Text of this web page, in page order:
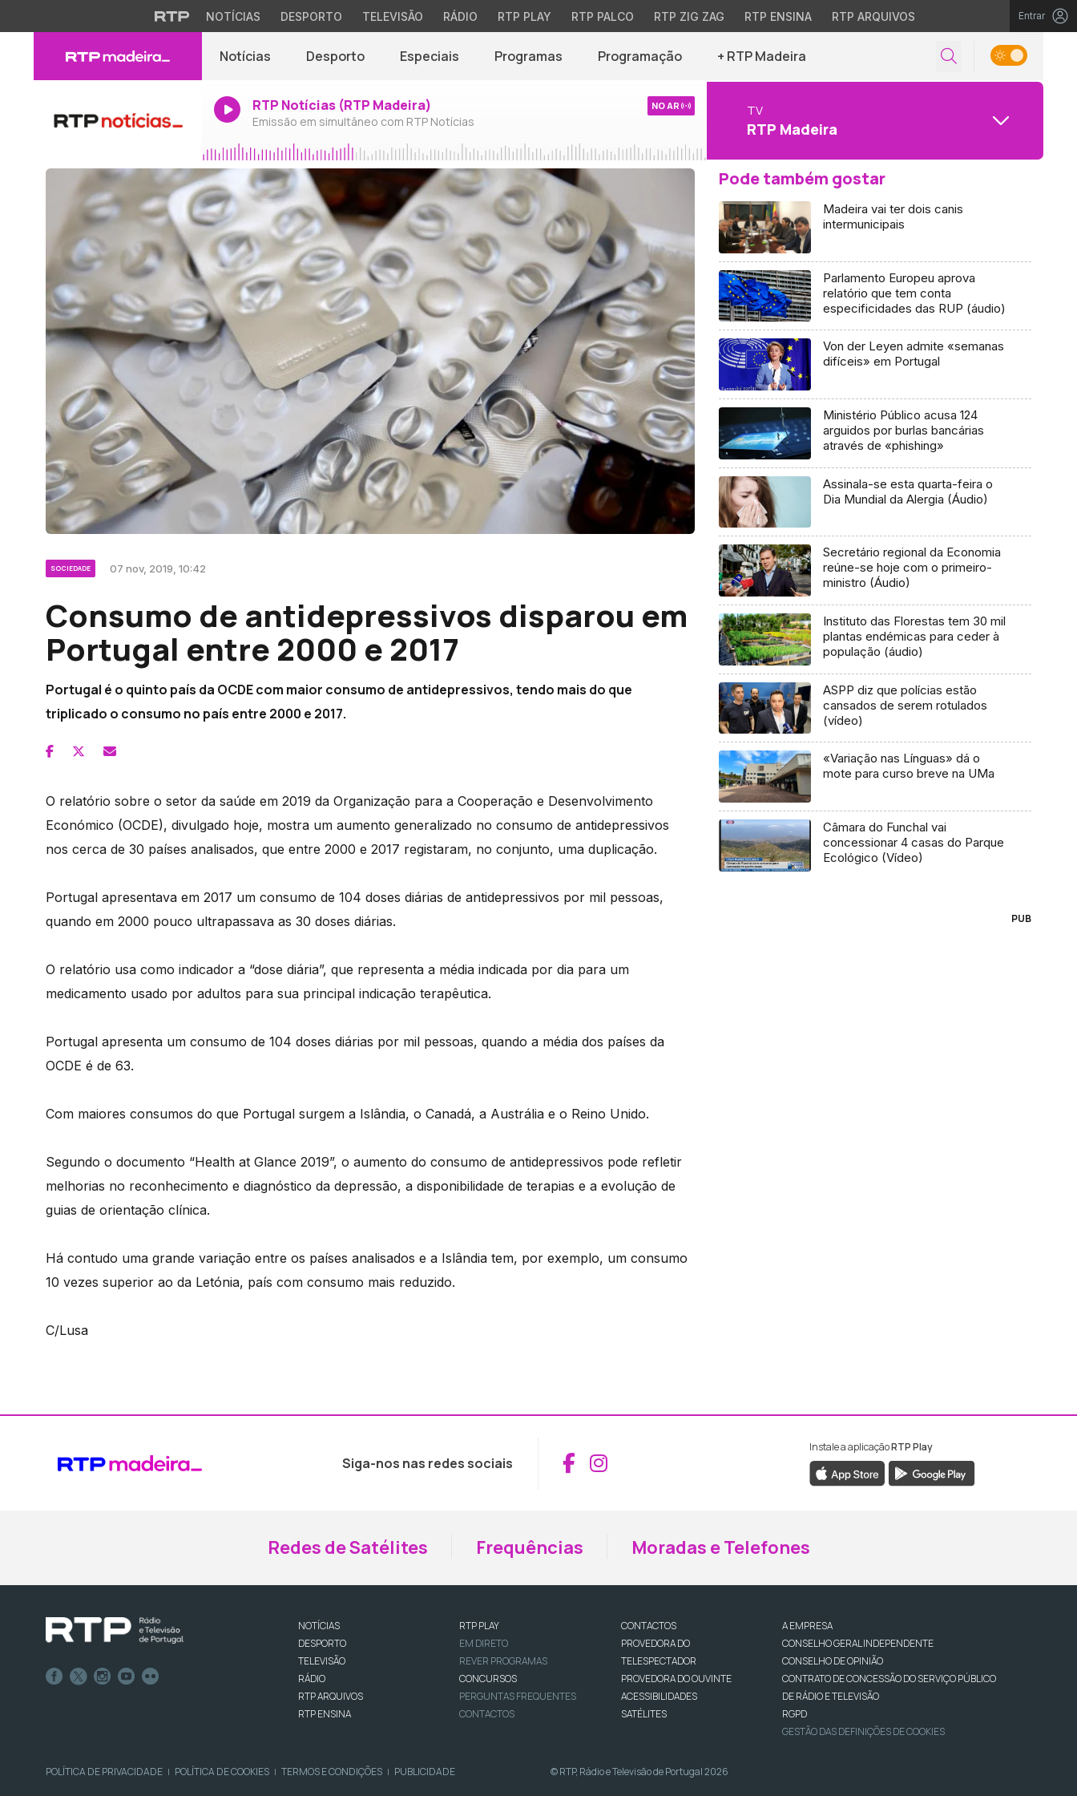
NOTÍCIAS DESPORTO TELEVISÃO RÁDIO RTP PLAY RTP PALCO RTP ZIG ZAG RTP ENSINA RTP ARQUIVOS Entrar
Notícias Desporto Especiais Programas Programação + RTP Madeira
RTP Notícias (RTP Madeira)
Emissão em simultâneo com RTP Notícias
NO AR TV
RTP Madeira
SOCIEDADE 07 nov, 2019, 10:42
Consumo de antidepressivos disparou em
Portugal entre 2000 e 2017
Portugal é o quinto país da OCDE com maior consumo de antidepressivos, tendo mais do que
triplicado o consumo no país entre 2000 e 2017.
O relatório sobre o setor da saúde em 2019 da Organização para a Cooperação e Desenvolvimento
Económico (OCDE), divulgado hoje, mostra um aumento generalizado no consumo de antidepressivos
nos cerca de 30 países analisados, que entre 2000 e 2017 registaram, no conjunto, uma duplicação.
Portugal apresentava em 2017 um consumo de 104 doses diárias de antidepressivos por mil pessoas,
quando em 2000 pouco ultrapassava as 30 doses diárias.
O relatório usa como indicador a “dose diária”, que representa a média indicada por dia para um
medicamento usado por adultos para sua principal indicação terapêutica.
Portugal apresenta um consumo de 104 doses diárias por mil pessoas, quando a média dos países da
OCDE é de 63.
Com maiores consumos do que Portugal surgem a Islândia, o Canadá, a Austrália e o Reino Unido.
Segundo o documento “Health at Glance 2019”, o aumento do consumo de antidepressivos pode refletir
melhorias no reconhecimento e diagnóstico da depressão, a disponibilidade de terapias e a evolução de
guias de orientação clínica.
Há contudo uma grande variação entre os países analisados e a Islândia tem, por exemplo, um consumo
10 vezes superior ao da Letónia, país com consumo mais reduzido.
C/Lusa
Pode também gostar
Madeira vai ter dois canis
intermunicipais
Parlamento Europeu aprova
relatório que tem conta
especificidades das RUP (áudio)
Von der Leyen admite «semanas
difíceis» em Portugal
Ministério Público acusa 124
arguidos por burlas bancárias
através de «phishing»
Assinala-se esta quarta-feira o
Dia Mundial da Alergia (Áudio)
Secretário regional da Economia
reúne-se hoje com o primeiro-
ministro (Áudio)
Instituto das Florestas tem 30 mil
plantas endémicas para ceder à
população (áudio)
ASPP diz que polícias estão
cansados de serem rotulados
(vídeo)
«Variação nas Línguas» dá o
mote para curso breve na UMa
Câmara do Funchal vai
concessionar 4 casas do Parque
Ecológico (Vídeo)
PUB
Siga-nos nas redes sociais Aceder ao Facebook da RTP Madeira
Aceder ao Instagram da RTP Madeira
Instale a aplicaçãoRTP Play
Redes de Satélites Frequências Moradas e Telefones
NOTÍCIAS
DESPORTO
TELEVISÃO
RÁDIO
RTP ARQUIVOS
RTP ENSINA
RTP PLAY
EM DIRETO
REVER PROGRAMAS
CONCURSOS
PERGUNTAS FREQUENTES
CONTACTOS
CONTACTOS
PROVEDORA DO
TELESPECTADOR
PROVEDORA DO OUVINTE
ACESSIBILIDADES
SATÉLITES
A EMPRESA
CONSELHO GERAL INDEPENDENTE
CONSELHO DE OPINIÃO
CONTRATO DE CONCESSÃO DO SERVIÇO PÚBLICO
DE RÁDIO E TELEVISÃO
RGPD
GESTÃO DAS DEFINIÇÕES DE COOKIES
POLÍTICA DE PRIVACIDADE | POLÍTICA DE COOKIES | TERMOS E CONDIÇÕES | PUBLICIDADE © RTP, Rádio e Televisão de Portugal 2026